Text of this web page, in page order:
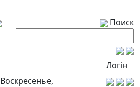
Поиск
Логін
Воскресенье,